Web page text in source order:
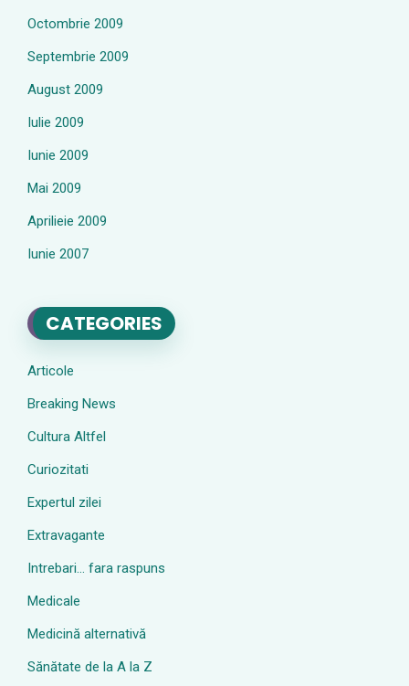
Octombrie 2009
Septembrie 2009
August 2009
Iulie 2009
Iunie 2009
Mai 2009
Aprilieie 2009
Iunie 2007
CATEGORIES
Articole
Breaking News
Cultura Altfel
Curiozitati
Expertul zilei
Extravagante
Intrebari… fara raspuns
Medicale
Medicină alternativă
Sănătate de la A la Z